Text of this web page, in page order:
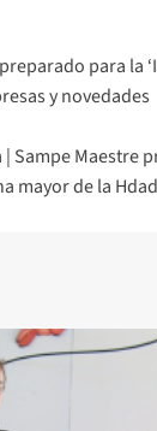
para la
y novedades
| Sampe Maestre
mayor de la